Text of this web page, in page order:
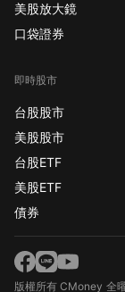
美股放大鏡
口袋證券
即時股市
台股股市
美股股市
台股ETF
美股ETF
債券
版權所有 CMoney